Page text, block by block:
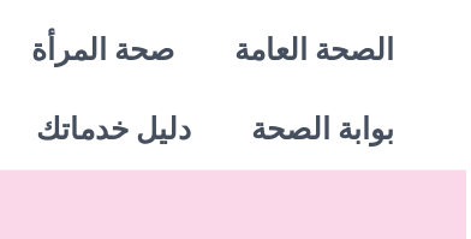
تخطيالصحة العامة صحة المرأة
بوابة الصحة دليل خدماتك